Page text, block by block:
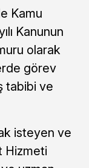
Kamu
Kanunun
olarak
görev
tabibi ve
isteyen ve
Hizmeti